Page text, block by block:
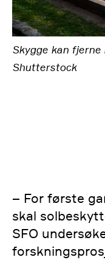
Skygge kan fjerne
Shutterstock
– For første
skal
SFO